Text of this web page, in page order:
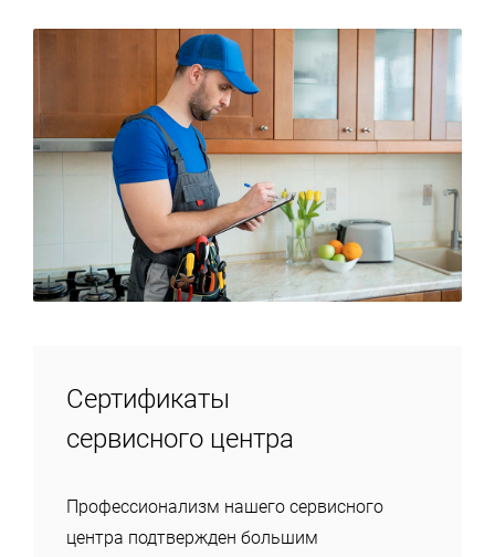
Сертификаты
сервисного центра
Профессионализм нашего сервисного
центра подтвержден большим